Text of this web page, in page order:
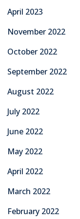
April 2023
November 2022
October 2022
September 2022
August 2022
July 2022
June 2022
May 2022
April 2022
March 2022
February 2022